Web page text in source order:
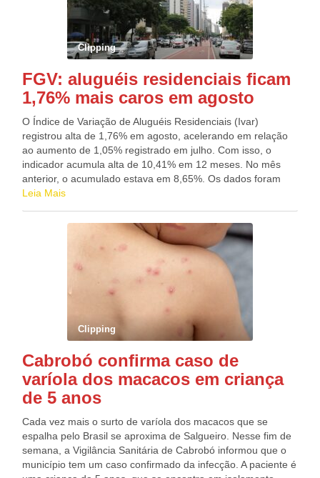
Clipping
FGV: aluguéis residenciais ficam
1,76% mais caros em agosto
O Índice de Variação de Aluguéis Residenciais (Ivar)
registrou alta de 1,76% em agosto, acelerando em relação
ao aumento de 1,05% registrado em julho. Com isso, o
indicador acumula alta de 10,41% em 12 meses. No mês
anterior, o acumulado estava em 8,65%. Os dados foram
divulgados hoje (6) pelo Instituto Brasileiro de Economia da
instituto, todas as cidades pesquisadas tiveram elevação na
taxa de julho para agosto. O maior reajuste foi verificado em
Belo Horizonte, com alta de 3,10%, seguido de Porto Alegre,
com 2,63%. Rio de Janeiro registrou aumento de 1,15% e
em São Paulo os alugueis ficaram 1,04% mais caros em
agosto. Na comparação anual do acumulado de 12 meses,
houve aceleração nas quatro cidades pesquisadas: São
Paulo (de 8,99% para 10,53%), Rio de Janeiro (10,41% para
11,34%), Belo Horizonte (9,71% para 12,61%) e Porto Alegre
valores de aluguéis residenciais do mercado de imóveis no
Brasil, a partir do levantamento feito com base nos contratos
de locação de quatro das principais capitais brasileiras.
Leia Mais
Clipping
Cabrobó confirma caso de
varíola dos macacos em criança
de 5 anos
Cada vez mais o surto de varíola dos macacos que se
espalha pelo Brasil se aproxima de Salgueiro. Nesse fim de
semana, a Vigilância Sanitária de Cabrobó informou que o
município tem um caso confirmado da infecção. A paciente é